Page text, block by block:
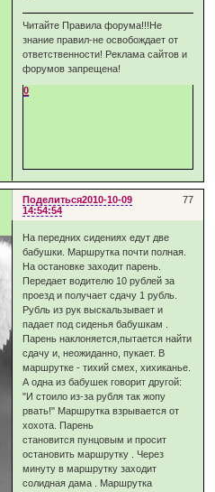
Читайте Правила форума!!!Не
знание правил-не освобождает от
ответственности! Реклама сайтов и
форумов запрещена!
0
Поделиться 77
2010-10-09
14:54:54
На передних сидениях едут две
бабушки. Маршрутка почти полная.
На остановке заходит парень.
Передает водителю 10 рублей за
проезд и получает сдачу 1 рубль.
Рубль из рук выскальзывает и
падает под сиденья бабушкам .
Парень наклоняется,пытается найти
сдачу и, неожиданно, пукает. В
маршрутке - тихий смех, хихиканье.
А одна из бабушек говорит другой:
"И стоило из-за рубля так жопу
рвать!" Маршрутка взрывается от
хохота. Парень
становится пунцовым и просит
остановить маршрутку . Через
минуту в маршрутку заходит
солидная дама . Маршрутка